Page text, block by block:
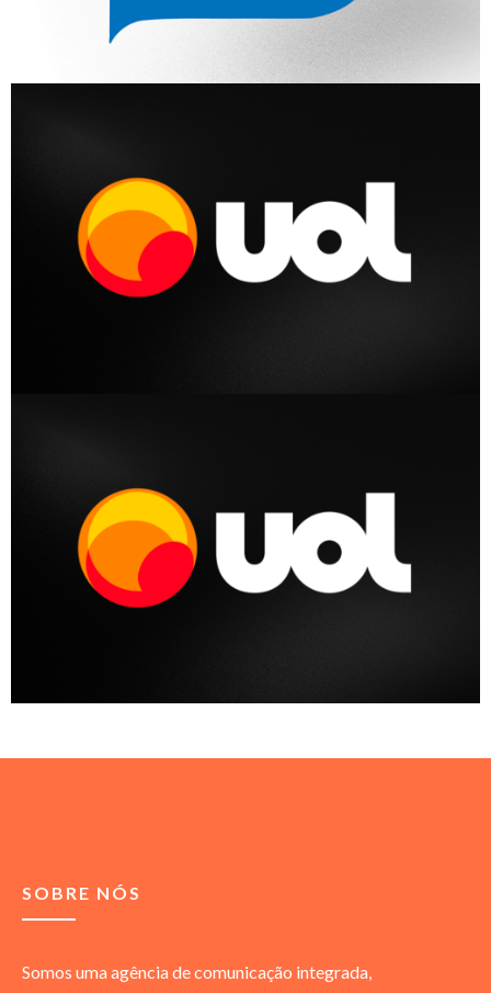
SOBRE NÓS
Somos uma agência de comunicação integrada,